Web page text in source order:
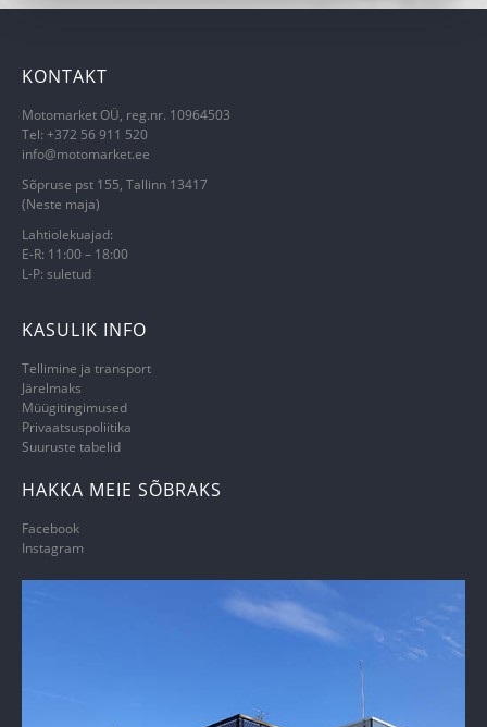
KONTAKT
Motomarket OÜ, reg.nr. 10964503
Tel: +372 56 911 520
info@motomarket.ee
Sõpruse pst 155, Tallinn 13417
(Neste maja)
Lahtiolekuajad:
E-R: 11:00 – 18:00
L-P: suletud
KASULIK INFO
Tellimine ja transport
Järelmaks
Müügitingimused
Privaatsuspoliitika
Suuruste tabelid
HAKKA MEIE SÕBRAKS
Facebook
Instagram